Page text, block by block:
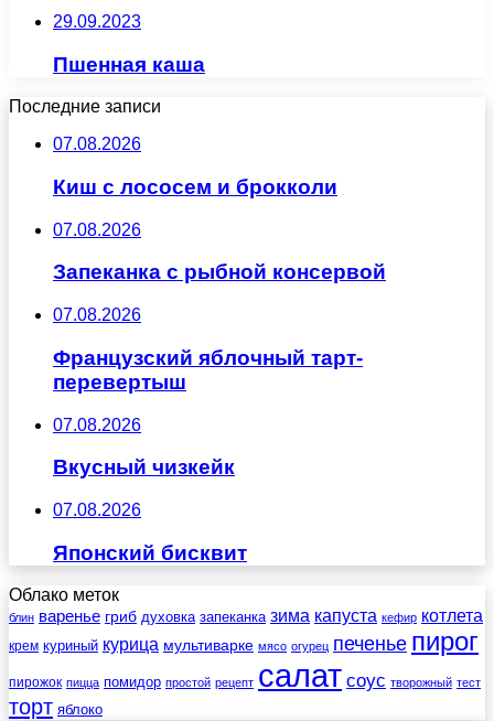
29.09.2023
Пшенная каша
Последние записи
07.08.2026
Киш с лососем и брокколи
07.08.2026
Запеканка с рыбной консервой
07.08.2026
Французский яблочный тарт-
перевертыш
07.08.2026
Вкусный чизкейк
07.08.2026
Японский бисквит
Облако меток
блин варенье гриб духовка запеканка зима капуста кефир котлета
крем куриный курица мультиварке мясо огурец печенье пирог
пирожок пицца помидор простой рецепт салат соус творожный тест
торт яблоко